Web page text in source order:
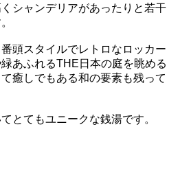
シャンデリアがあったりと若干
頭スタイルでレトロなロッカー
あふれるTHE日本の庭を眺める
癒しでもある和の要素も残って
とてもユニークな銭湯です。